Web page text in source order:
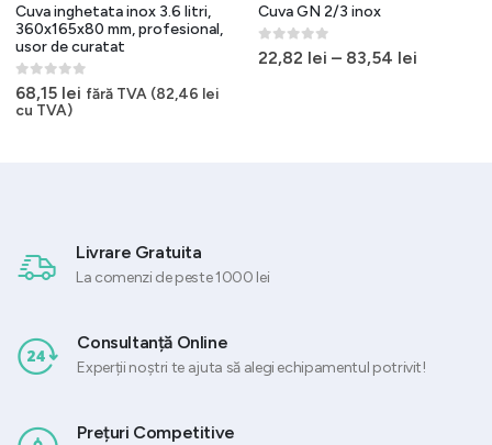
Cuva inghetata inox 3.6 litri,
360x165x80 mm, profesional,
usor de curatat
0out of 5
68,15 lei fără TVA (82,46 lei
cu TVA)
Cuva GN 2/3 inox
0out of 5
22,82 lei – 83,54 lei
Livrare Gratuita
La comenzi de peste 1000 lei
Consultanță Online
Experții noștri te ajuta să alegi echipamentul potrivit!
Prețuri Competitive